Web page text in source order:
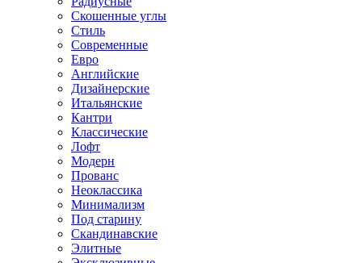
Скошенные углы
Стиль
Современные
Евро
Английские
Дизайнерские
Итальянские
Кантри
Классические
Лофт
Модерн
Прованс
Неоклассика
Минимализм
Под старину
Скандинавские
Элитные